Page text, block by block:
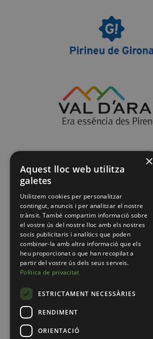
×
Aquest lloc web utilitza
galetes
Utilitzem cookies per personalitzar
contingut, anuncis i per analitzar el nostre
trànsit. També compartim informació sobre
el vostre ús del nostre lloc amb els nostres
socis publicitaris i analítics que poden
combinar-la amb altra informació que els
heu proporcionat o que han recopilat a
partir del vostre ús dels seus serveis.
Política de privacitat
ESTRICTAMENT NECESSÀRIES
RENDIMENT
ORIENTACIÓ